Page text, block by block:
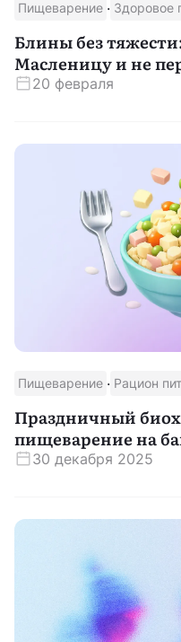
Пищеварение · Здоровое
Блины без
Масленицу и не
20 февраля
Пищеварение · Рацион
Праздничный
пищеварение на
30 декабря 2025